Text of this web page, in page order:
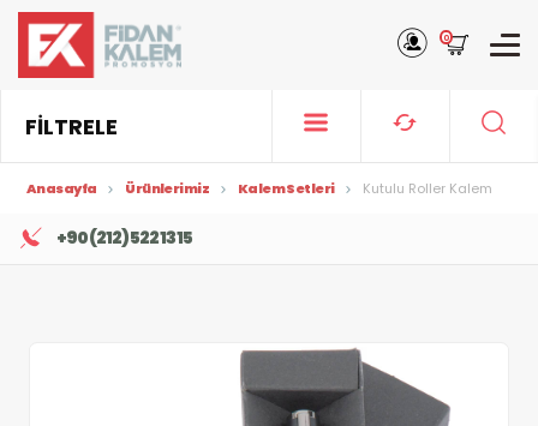
0
FİLTRELE
Anasayfa Ürünlerimiz Kalem Setleri Kutulu Roller Kalem
+90 (212) 522 13 15